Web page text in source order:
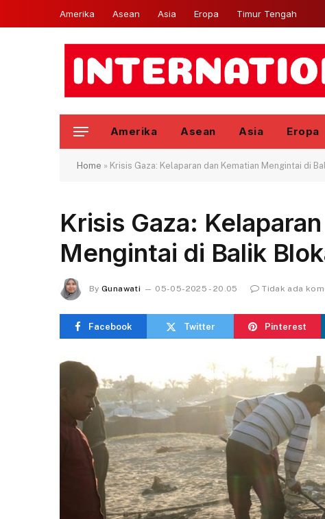
Amerika Asean Asia Eropa Timur Tengah
Amerika Asean Asia Eropa
Home » Krisis Gaza: Kelaparan dan Kematian Mengintai di
Krisis Gaza:
Mengintai di Balik
By Gunawati 05-05-2025 - 20.05 Tidak ada
Facebook Twitter Pinterest